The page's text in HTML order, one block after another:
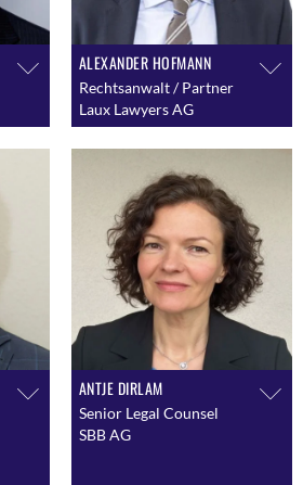
ALEXANDER HOFMANN
Rechtsanwalt / Partner
Laux Lawyers AG
ANTJE DIRLAM
Senior Legal Counsel
SBB AG